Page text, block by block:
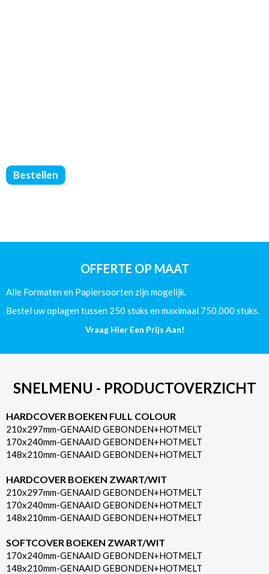
Softcover
Boeken
Pagina's
aantal
Bestellen
OFFERTE OP MAAT
Alle Formaten en Papiersoorten zijn mogelijk.
Bestel uw oplagen tussen 250 stuks en maximaal 750.000 stuks.
Vraag Hier Een Prijs Aan!
SNELMENU - PRODUCTOVERZICHT
HARDCOVER BOEKEN FULL COLOUR
210x297mm-GENAAID GEBONDEN+HOTMELT
170x240mm-GENAAID GEBONDEN+HOTMELT
148x210mm-GENAAID GEBONDEN+HOTMELT
HARDCOVER BOEKEN ZWART/WIT
210x297mm-GENAAID GEBONDEN+HOTMELT
170x240mm-GENAAID GEBONDEN+HOTMELT
148x210mm-GENAAID GEBONDEN+HOTMELT
SOFTCOVER BOEKEN ZWART/WIT
170x240mm-GENAAID GEBONDEN+HOTMELT
148x210mm-GENAAID GEBONDEN+HOTMELT